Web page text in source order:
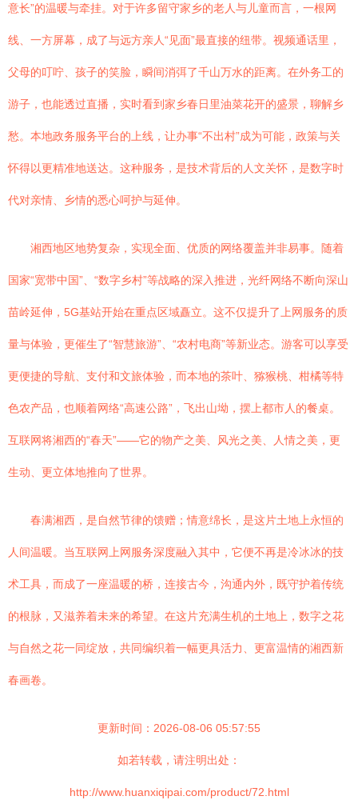
意长”的温暖与牵挂。对于许多留守家乡的老人与儿童而言，一根网
线、一方屏幕，成了与远方亲人“见面”最直接的纽带。视频通话里，
父母的叮咛、孩子的笑脸，瞬间消弭了千山万水的距离。在外务工的
游子，也能透过直播，实时看到家乡春日里油菜花开的盛景，聊解乡
愁。本地政务服务平台的上线，让办事“不出村”成为可能，政策与关
怀得以更精准地送达。这种服务，是技术背后的人文关怀，是数字时
代对亲情、乡情的悉心呵护与延伸。
湘西地区地势复杂，实现全面、优质的网络覆盖并非易事。随着
国家“宽带中国”、“数字乡村”等战略的深入推进，光纤网络不断向深山
苗岭延伸，5G基站开始在重点区域矗立。这不仅提升了上网服务的质
量与体验，更催生了“智慧旅游”、“农村电商”等新业态。游客可以享受
更便捷的导航、支付和文旅体验，而本地的茶叶、猕猴桃、柑橘等特
色农产品，也顺着网络“高速公路”，飞出山坳，摆上都市人的餐桌。
互联网将湘西的“春天”——它的物产之美、风光之美、人情之美，更
生动、更立体地推向了世界。
春满湘西，是自然节律的馈赠；情意绵长，是这片土地上永恒的
人间温暖。当互联网上网服务深度融入其中，它便不再是冷冰冰的技
术工具，而成了一座温暖的桥，连接古今，沟通内外，既守护着传统
的根脉，又滋养着未来的希望。在这片充满生机的土地上，数字之花
与自然之花一同绽放，共同编织着一幅更具活力、更富温情的湘西新
春画卷。
更新时间：2026-08-06 05:57:55
如若转载，请注明出处：
http://www.huanxiqipai.com/product/72.html